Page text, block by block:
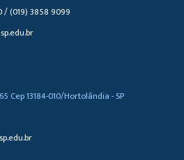
/ (019) 3858 9099
Cep 13184-010/Hortolândia - SP